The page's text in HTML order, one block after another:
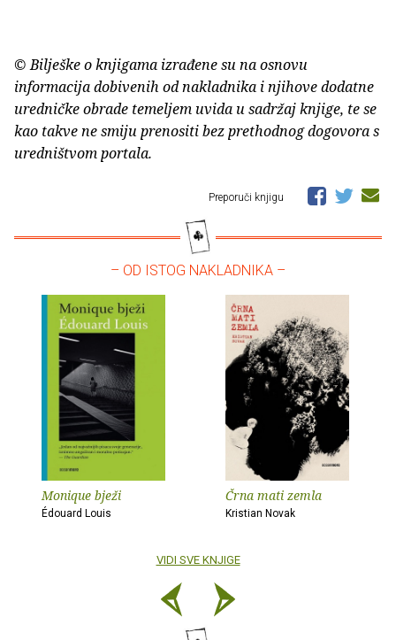
© Bilješke o knjigama izrađene su na osnovu
informacija dobivenih od nakladnika i njihove dodatne
uredničke obrade temeljem uvida u sadržaj knjige, te se
kao takve ne smiju prenositi bez prethodnog dogovora s
uredništvom portala.
Preporuči knjigu
– OD ISTOG NAKLADNIKA –
Monique bježi
Édouard Louis
Črna mati zemla
Kristian Novak
VIDI SVE KNJIGE